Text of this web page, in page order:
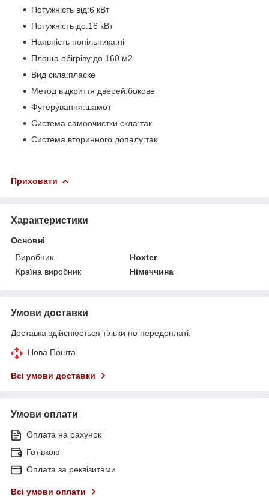
Потужність від:6 кВт
Потужність до:16 кВт
Наявність попільника:ні
Площа обігріву:до 160 м2
Вид скла:пласке
Метод відкриття дверей:бокове
Футерування:шамот
Система самоочистки скла:так
Система вторинного допалу:так
Приховати
Характеристики
Основні
Виробник
Hoxter
Країна виробник
Німеччина
Умови доставки
Доставка здійснюється тільки по передоплаті.
Нова Пошта
Всі умови доставки
Умови оплати
Оплата на рахунок
Готівкою
Оплата за реквізитами
Всі умови оплати